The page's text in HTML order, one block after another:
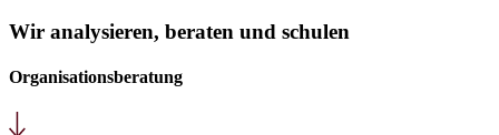
Wir analysieren, beraten und schulen
Organisationsberatung